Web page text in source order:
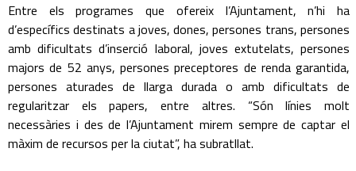
Entre els programes que ofereix l’Ajuntament, n’hi ha
d’específics destinats a joves, dones, persones trans, persones
amb dificultats d’inserció laboral, joves extutelats, persones
majors de 52 anys, persones preceptores de renda garantida,
persones aturades de llarga durada o amb dificultats de
regularitzar els papers, entre altres. “Són línies molt
necessàries i des de l’Ajuntament mirem sempre de captar el
màxim de recursos per la ciutat”, ha subratllat.